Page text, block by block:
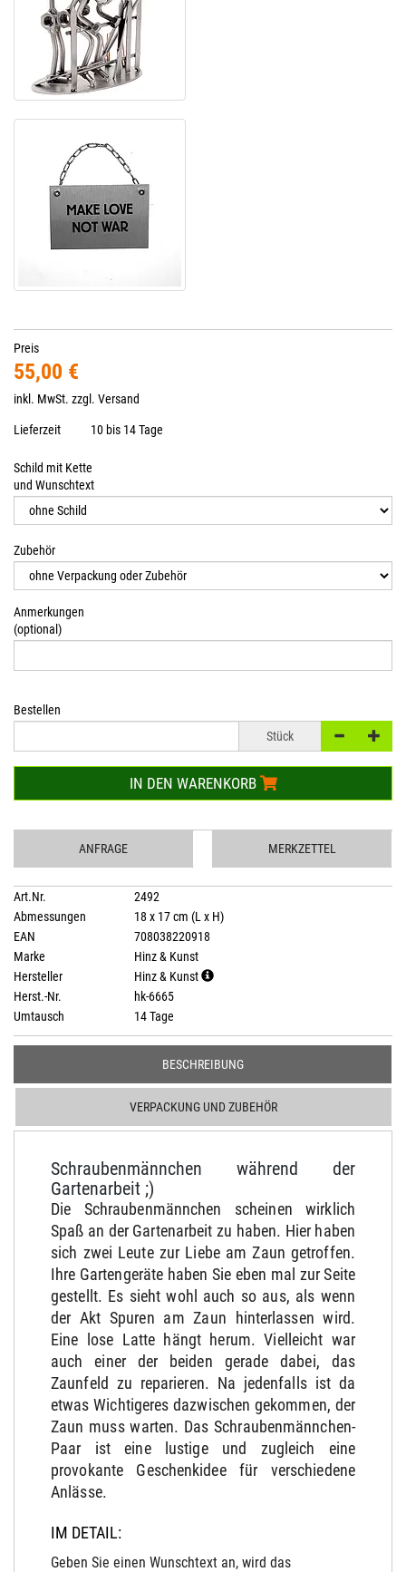
Preis
55,00 €
inkl. MwSt. zzgl. Versand
Lieferzeit 10 bis 14 Tage
Schild mit Kette
und Wunschtext
Zubehör
Anmerkungen
(optional)
Bestellen
Stück
IN DEN WARENKORB
ANFRAGE MERKZETTEL
Art.Nr.
2492
Abmessungen
18 x 17 cm (L x H)
EAN
708038220918
Marke
Hinz & Kunst
Hersteller
Hinz & Kunst
Herst.-Nr.
hk-6665
Umtausch
14 Tage
BESCHREIBUNG
VERPACKUNG UND ZUBEHÖR
Schraubenmännchen während der
Gartenarbeit ;)
Die Schraubenmännchen scheinen wirklich
Spaß an der Gartenarbeit zu haben. Hier haben
sich zwei Leute zur Liebe am Zaun getroffen.
Ihre Gartengeräte haben Sie eben mal zur Seite
gestellt. Es sieht wohl auch so aus, als wenn
der Akt Spuren am Zaun hinterlassen wird.
Eine lose Latte hängt herum. Vielleicht war
auch einer der beiden gerade dabei, das
Zaunfeld zu reparieren. Na jedenfalls ist da
etwas Wichtigeres dazwischen gekommen, der
Zaun muss warten. Das Schraubenmännchen-
Paar ist eine lustige und zugleich eine
provokante Geschenkidee für verschiedene
Anlässe.
IM DETAIL:
Geben Sie einen Wunschtext an, wird das